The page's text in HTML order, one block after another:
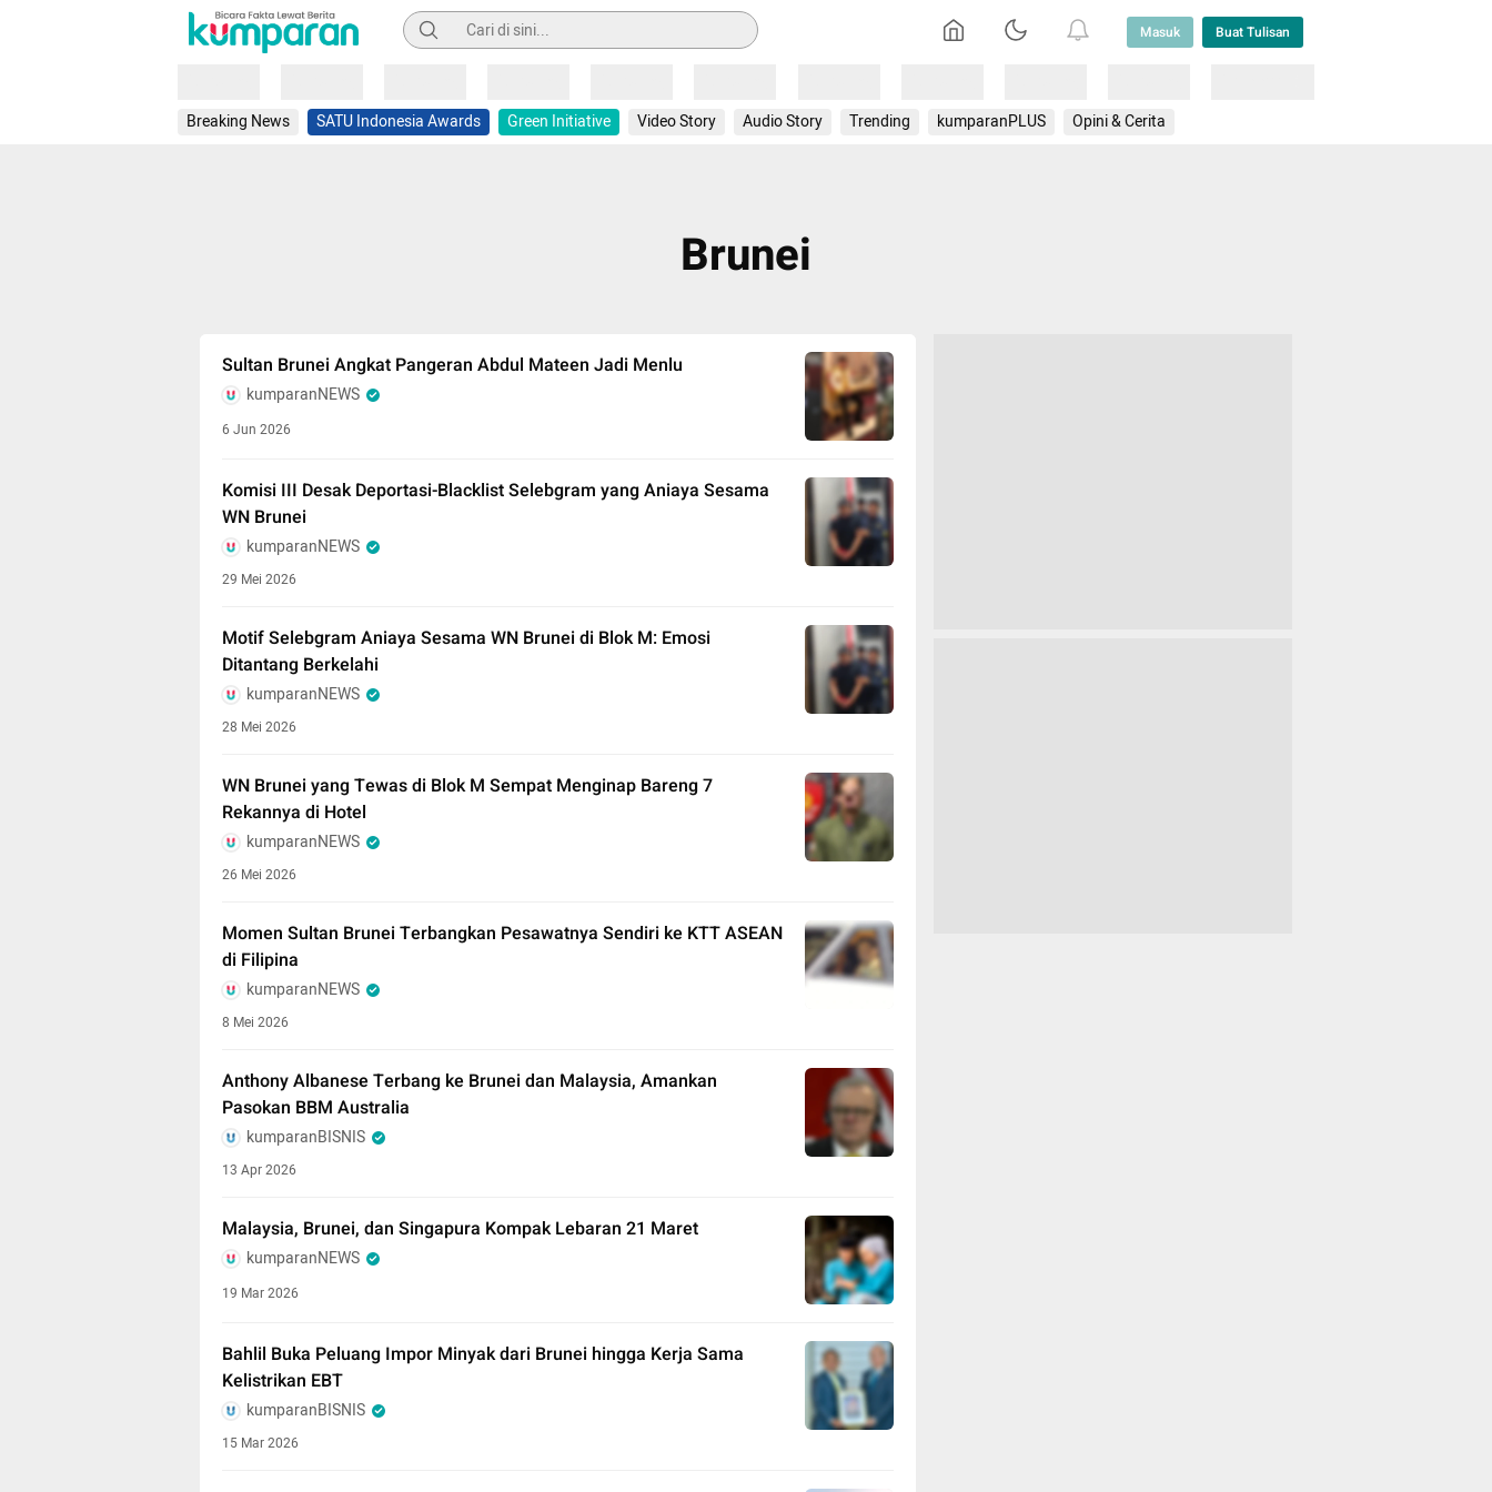
Pencarian Masuk Buat Tulisan
Breaking News SATU Indonesia Awards Green Initiative Video Story Audio Story Trending kumparanPLUS Opini & Cerita
Brunei
Sultan Brunei Angkat Pangeran Abdul Mateen Jadi Menlu
kumparanNEWS
6 Jun 2026
Komisi III Desak Deportasi-Blacklist Selebgram yang Aniaya Sesama
WN Brunei
kumparanNEWS
29 Mei 2026
Motif Selebgram Aniaya Sesama WN Brunei di Blok M: Emosi
Ditantang Berkelahi
kumparanNEWS
28 Mei 2026
WN Brunei yang Tewas di Blok M Sempat Menginap Bareng 7
Rekannya di Hotel
kumparanNEWS
26 Mei 2026
Momen Sultan Brunei Terbangkan Pesawatnya Sendiri ke KTT ASEAN
di Filipina
kumparanNEWS
8 Mei 2026
Anthony Albanese Terbang ke Brunei dan Malaysia, Amankan
Pasokan BBM Australia
kumparanBISNIS
13 Apr 2026
Malaysia, Brunei, dan Singapura Kompak Lebaran 21 Maret
kumparanNEWS
19 Mar 2026
Bahlil Buka Peluang Impor Minyak dari Brunei hingga Kerja Sama
Kelistrikan EBT
kumparanBISNIS
15 Mar 2026